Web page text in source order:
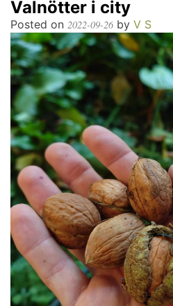
Valnötter i city
Posted on 2022-09-26 by V S